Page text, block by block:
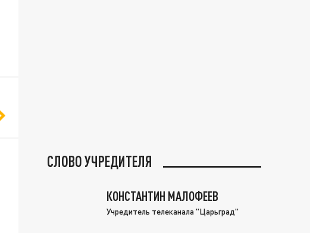
СЛОВО УЧРЕДИТЕЛЯ
КОНСТАНТИН МАЛОФЕЕВ
Учредитель телеканала "Царьград"